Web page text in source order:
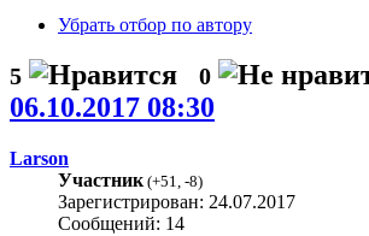
Убрать отбор по автору
5 0
06.10.2017 08:30
Larson
Участник(+51, -8)
Зарегистрирован: 24.07.2017
Сообщений: 14